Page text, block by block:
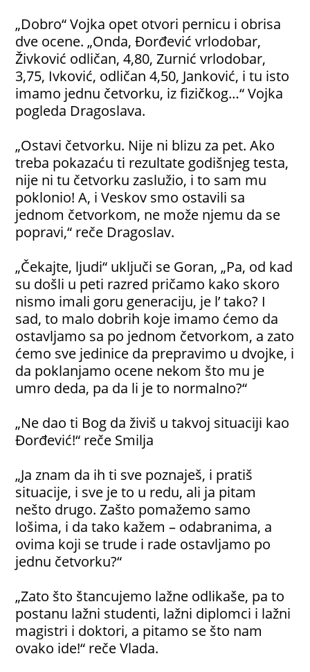
„Dobro“ Vojka opet otvori pernicu i obrisa
dve ocene. „Onda, Đorđević vrlodobar,
Živković odličan, 4,80, Zurnić vrlodobar,
3,75, Ivković, odličan 4,50, Janković, i tu isto
imamo jednu četvorku, iz fizičkog…“ Vojka
pogleda Dragoslava.
„Ostavi četvorku. Nije ni blizu za pet. Ako
treba pokazaću ti rezultate godišnjeg testa,
nije ni tu četvorku zaslužio, i to sam mu
poklonio! A, i Veskov smo ostavili sa
jednom četvorkom, ne može njemu da se
popravi,“ reče Dragoslav.
„Čekajte, ljudi“ uključi se Goran, „Pa, od kad
su došli u peti razred pričamo kako skoro
nismo imali goru generaciju, je l’ tako? I
sad, to malo dobrih koje imamo ćemo da
ostavljamo sa po jednom četvorkom, a zato
ćemo sve jedinice da prepravimo u dvojke, i
da poklanjamo ocene nekom što mu je
umro deda, pa da li je to normalno?“
„Ne dao ti Bog da živiš u takvoj situaciji kao
Đorđević!“ reče Smilja
„Ja znam da ih ti sve poznaješ, i pratiš
situacije, i sve je to u redu, ali ja pitam
nešto drugo. Zašto pomažemo samo
lošima, i da tako kažem – odabranima, a
ovima koji se trude i rade ostavljamo po
jednu četvorku?“
„Zato što štancujemo lažne odlikaše, pa to
postanu lažni studenti, lažni diplomci i lažni
magistri i doktori, a pitamo se što nam
ovako ide!“ reče Vlada.